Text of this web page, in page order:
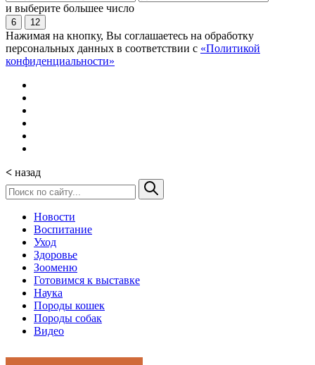
и выберите большее число
6 12
Нажимая на кнопку, Вы соглашаетесь на обработку
персональных данных в соответствии с «Политикой
конфиденциальности»
< назад
Новости
Воспитание
Уход
Здоровье
Зооменю
Готовимся к выставке
Наука
Породы кошек
Породы собак
Видео